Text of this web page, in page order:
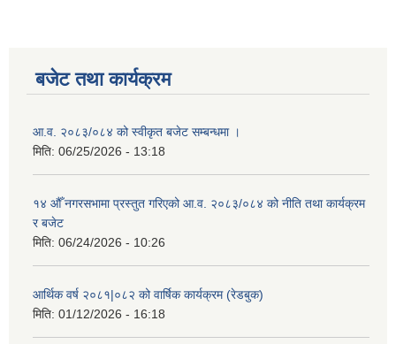
बजेट तथा कार्यक्रम
आ.व. २०८३/०८४ को स्वीकृत बजेट सम्बन्धमा ।
मिति: 06/25/2026 - 13:18
१४ औँ नगरसभामा प्रस्तुत गरिएको आ.व. २०८३/०८४ को नीति तथा कार्यक्रम
र बजेट
मिति: 06/24/2026 - 10:26
आर्थिक वर्ष २०८१|०८२ को वार्षिक कार्यक्रम (रेडबुक)
मिति: 01/12/2026 - 16:18